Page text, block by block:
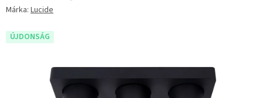
átlagos
5-
Márka: Lucide
ÚJDONSÁG